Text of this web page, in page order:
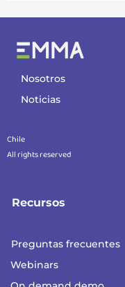
Nosotros
Noticias
Chile
All rights reserved
Recursos
Preguntas frecuentes
Webinars